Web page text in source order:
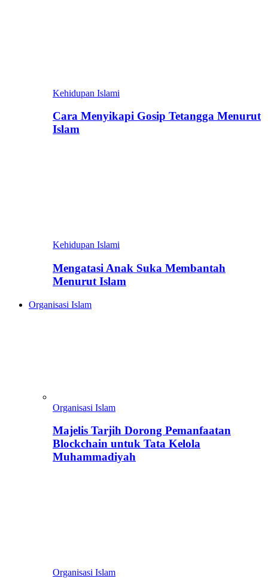
Kehidupan Islami
Cara Menyikapi Gosip Tetangga Menurut
Islam
Kehidupan Islami
Mengatasi Anak Suka Membantah
Menurut Islam
Organisasi Islam
Organisasi Islam
Majelis Tarjih Dorong Pemanfaatan
Blockchain untuk Tata Kelola
Muhammadiyah
Organisasi Islam